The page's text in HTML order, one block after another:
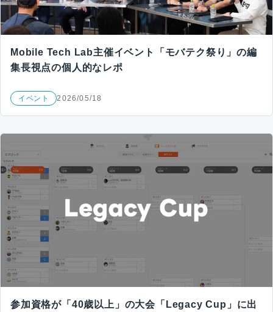
Mobile Tech Lab主催イベント「モバテク祭り」の編
集長視点の個人的なレポ
イベント 2026/05/18
参加資格が「40歳以上」の大会「Legacy Cup」に出